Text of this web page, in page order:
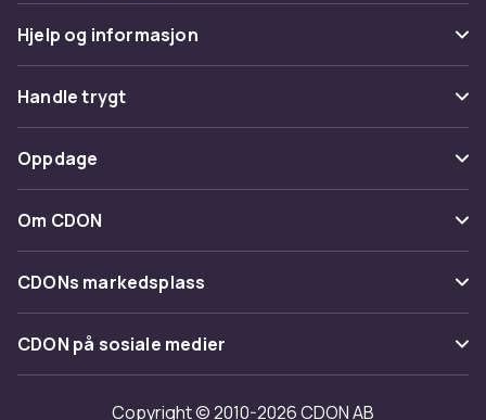
Hjelp og informasjon
Vanlige spørsmål
Spor pakke
Angre & returner her
Kontakt oss
Handle trygt
Betaling
Levering
Tilbakekallinger
Oppdage
Kategorier
Varemerker
Om CDON
Om oss
Kundeanmeldelser
Jobbe på CDON
Investor relations
CDONs markedsplass
Merchant Help Center
CDON på sosiale medier
Copyright © 2010-2026 CDON AB